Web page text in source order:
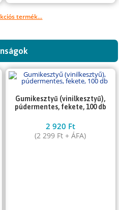
termék...
Gumikesztyű (vinilkesztyű),
púdermentes, fekete, 100 db
2 920 Ft
(2 299 Ft + ÁFA)